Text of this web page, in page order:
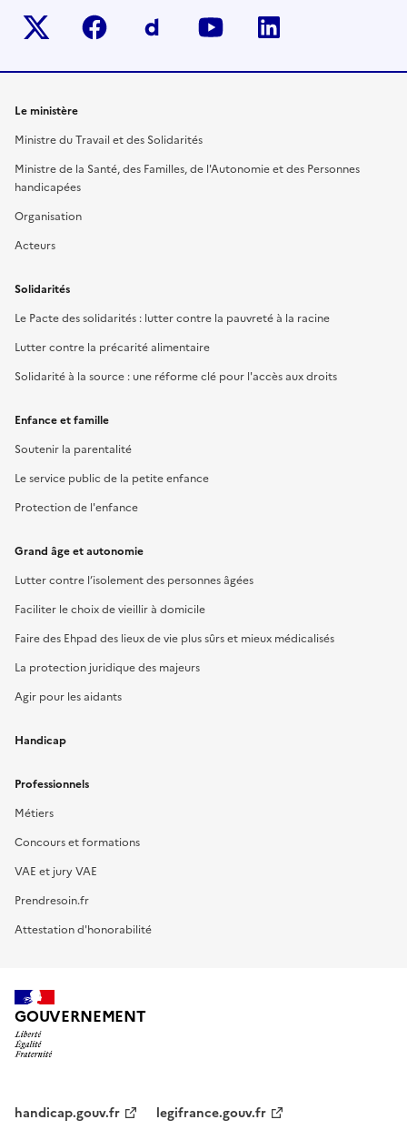
Twitter-x facebook Dailymotion
youtube
Le ministère
Ministre du Travail et des Solidarités
Ministre de la Santé, des Familles, de l'Autonomie et des Personnes
handicapées
Organisation
Acteurs
Solidarités
Le Pacte des solidarités : lutter contre la pauvreté à la racine
Lutter contre la précarité alimentaire
Solidarité à la source : une réforme clé pour l'accès aux droits
Enfance et famille
Soutenir la parentalité
Le service public de la petite enfance
Protection de l'enfance
Grand âge et autonomie
Lutter contre l’isolement des personnes âgées
Faciliter le choix de vieillir à domicile
Faire des Ehpad des lieux de vie plus sûrs et mieux médicalisés
La protection juridique des majeurs
Agir pour les aidants
Handicap
Professionnels
Métiers
Concours et formations
VAE et jury VAE
Prendresoin.fr
Attestation d'honorabilité
GOUVERNEMENT
handicap.gouv.fr legifrance.gouv.fr